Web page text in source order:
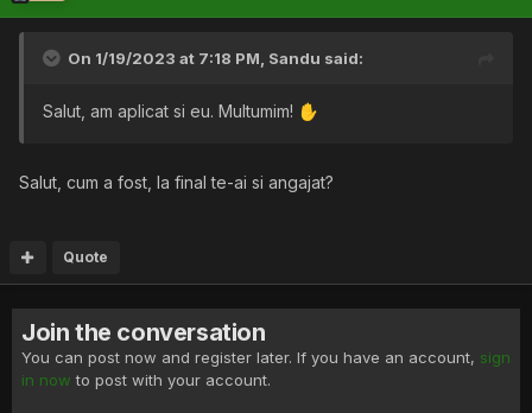
On 1/19/2023 at 7:18 PM, Sandu said:
Salut, am aplicat si eu. Multumim! ✋
Salut, cum a fost, la final te-ai si angajat?
Quote
Join the conversation
You can post now and register later. If you have an account, sign
in now to post with your account.